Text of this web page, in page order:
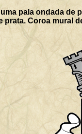
pala ondada de
prata. Coroa mural